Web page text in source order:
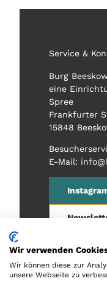
Service &
Burg
eine
Spree
Frankfurter
15848
E-Mail:
Wir verwenden
Wir können diese zur
unsere Webseite zu